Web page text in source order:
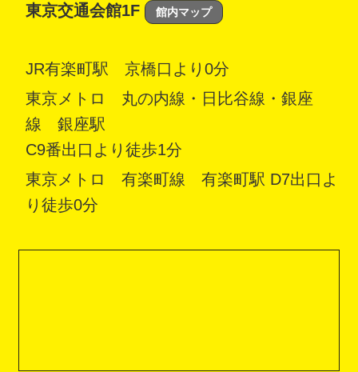
東京交通会館1F
館内マップ
JR有楽町駅 京橋口より0分
東京メトロ 丸の内線・日比谷線・銀座
線 銀座駅
C9番出口より徒歩1分
東京メトロ 有楽町線 有楽町駅 D7出口よ
り徒歩0分